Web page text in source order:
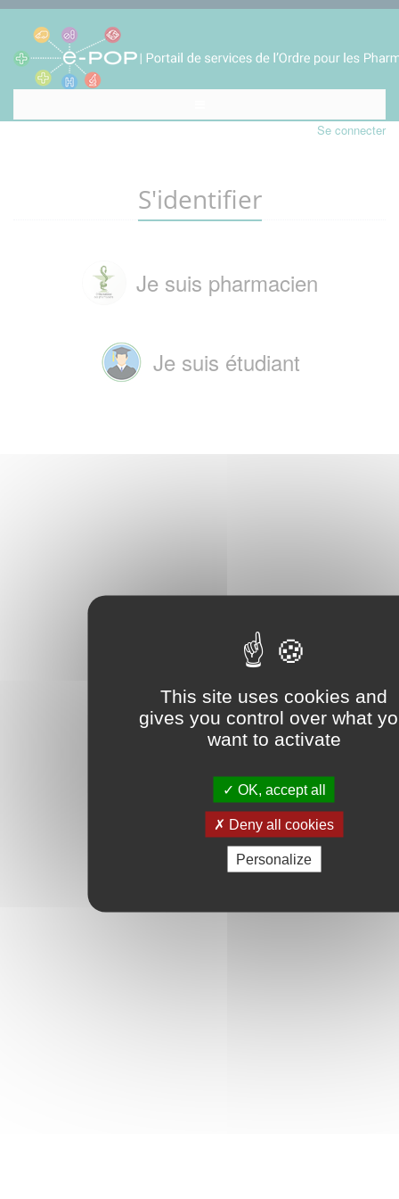
This site uses cookies and
gives you control over what
want to activate
OK, accept all
Deny all cookies
Personalize
Se connecter
S'identifier
Je suis pharmacien
Je suis étudiant